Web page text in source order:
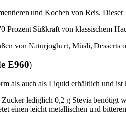
und Kochen von Reis.
Prozent Süßkraft von klassischem
von Naturjoghurt, Müsli,
E960)
als auch als Liquid erhältlich und
lediglich 0,2 g Stevia benötigt
einen leicht metallischen und